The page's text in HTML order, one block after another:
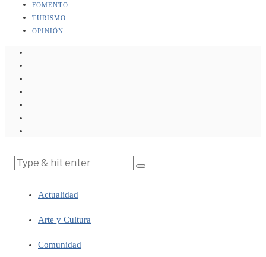
FOMENTO
TURISMO
OPINIÓN
Actualidad
Arte y Cultura
Comunidad